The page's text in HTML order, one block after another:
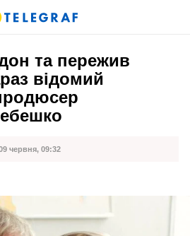
та пережив
відомий
червня, 09:32